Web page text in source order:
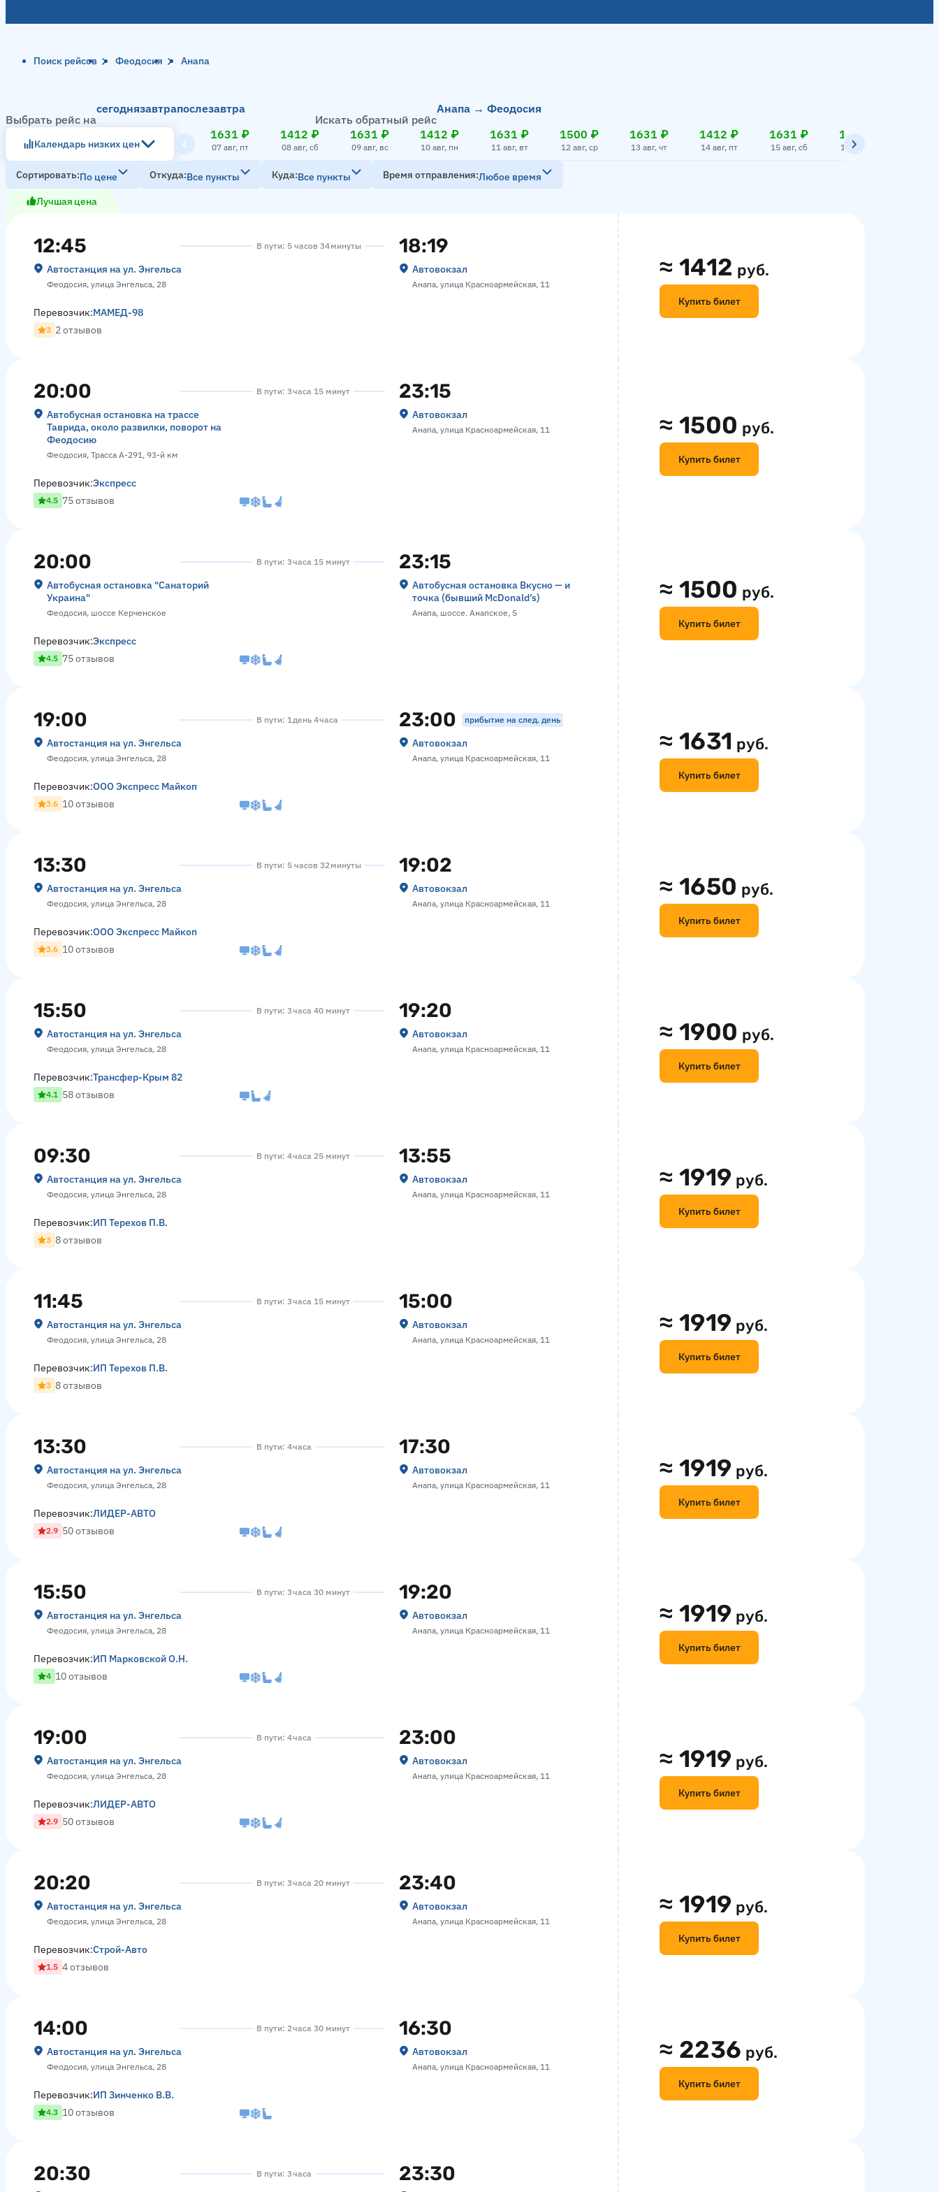
Поиск рейсов Феодосия Анапа
Выбрать рейс на
сегоднязавтрапослезавтра
Искать обратный рейс
Анапа → Феодосия
Календарь низких цен
1631 ₽
07 авг, пт
1412 ₽
08 авг, сб
1631 ₽
09 авг, вс
1412 ₽
10 авг, пн
1631 ₽
11 авг, вт
1500 ₽
12 авг, ср
1631 ₽
13 авг, чт
1412 ₽
14 авг, пт
1631 ₽
15 авг, сб
1412 ₽
16 авг, вс
Сортировать По цене Откуда Все пункты Куда Все пункты Время отправления Любое время
Лучшая цена
12:45
Автостанция на ул. Энгельса
Феодосия, улица Энгельса, 28
В пути: 5 часов 34 минуты 18:19
Автовокзал
Анапа, улица Красноармейская, 11
≈1412 руб.
Купить билет
Перевозчик:МАМЕД-98
3 2 отзывов
20:00
Автобусная остановка на трассе
Таврида, около развилки, поворот на
Феодосию
Феодосия, Трасса А-291, 93-й км
В пути: 3 часа 15 минут 23:15
Автовокзал
Анапа, улица Красноармейская, 11 ≈1500 руб.
Купить билет
Перевозчик:Экспресс
4.5 75 отзывов
20:00
Автобусная остановка "Санаторий
Украина"
Феодосия, шоссе Керченское
В пути: 3 часа 15 минут 23:15
Автобусная остановка Вкусно — и
точка (бывший McDonald’s)
Анапа, шоссе. Анапское, 5
≈1500 руб.
Купить билет
Перевозчик:Экспресс
4.5 75 отзывов
19:00
Автостанция на ул. Энгельса
Феодосия, улица Энгельса, 28
В пути: 1 день 4 часа 23:00 прибытие на след. день
Автовокзал
Анапа, улица Красноармейская, 11
≈1631 руб.
Купить билет
Перевозчик:ООО Экспресс Майкоп
3.6 10 отзывов
13:30
Автостанция на ул. Энгельса
Феодосия, улица Энгельса, 28
В пути: 5 часов 32 минуты 19:02
Автовокзал
Анапа, улица Красноармейская, 11
≈1650 руб.
Купить билет
Перевозчик:ООО Экспресс Майкоп
3.6 10 отзывов
15:50
Автостанция на ул. Энгельса
Феодосия, улица Энгельса, 28
В пути: 3 часа 40 минут 19:20
Автовокзал
Анапа, улица Красноармейская, 11
≈1900 руб.
Купить билет
Перевозчик:Трансфер-Крым 82
4.1 58 отзывов
09:30
Автостанция на ул. Энгельса
Феодосия, улица Энгельса, 28
В пути: 4 часа 25 минут 13:55
Автовокзал
Анапа, улица Красноармейская, 11
≈1919 руб.
Купить билет
Перевозчик:ИП Терехов П.В.
3 8 отзывов
11:45
Автостанция на ул. Энгельса
Феодосия, улица Энгельса, 28
В пути: 3 часа 15 минут 15:00
Автовокзал
Анапа, улица Красноармейская, 11
≈1919 руб.
Купить билет
Перевозчик:ИП Терехов П.В.
3 8 отзывов
13:30
Автостанция на ул. Энгельса
Феодосия, улица Энгельса, 28
В пути: 4 часа 17:30
Автовокзал
Анапа, улица Красноармейская, 11
≈1919 руб.
Купить билет
Перевозчик:ЛИДЕР-АВТО
2.9 50 отзывов
15:50
Автостанция на ул. Энгельса
Феодосия, улица Энгельса, 28
В пути: 3 часа 30 минут 19:20
Автовокзал
Анапа, улица Красноармейская, 11
≈1919 руб.
Купить билет
Перевозчик:ИП Марковской О.Н.
4 10 отзывов
19:00
Автостанция на ул. Энгельса
Феодосия, улица Энгельса, 28
В пути: 4 часа 23:00
Автовокзал
Анапа, улица Красноармейская, 11
≈1919 руб.
Купить билет
Перевозчик:ЛИДЕР-АВТО
2.9 50 отзывов
20:20
Автостанция на ул. Энгельса
Феодосия, улица Энгельса, 28
В пути: 3 часа 20 минут 23:40
Автовокзал
Анапа, улица Красноармейская, 11
≈1919 руб.
Купить билет
Перевозчик:Строй-Авто
1.5 4 отзывов
14:00
Автостанция на ул. Энгельса
Феодосия, улица Энгельса, 28
В пути: 2 часа 30 минут 16:30
Автовокзал
Анапа, улица Красноармейская, 11
≈ 2236 руб.
Купить билет
Перевозчик:ИП Зинченко В.В.
4.3 10 отзывов
20:30 В пути: 3 часа 23:30